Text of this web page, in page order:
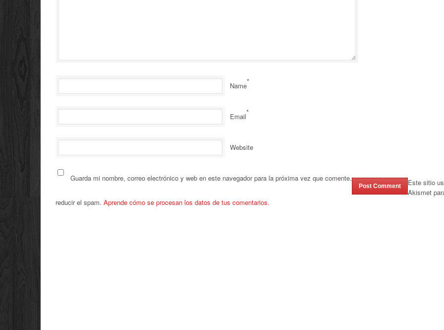
Name*
Email*
Website
Guarda mi nombre, correo electrónico y web en este navegador para la próxima vez que comente.
Este sitio
Akismet
reducir el spam. Aprende cómo se procesan los datos de tus comentarios.